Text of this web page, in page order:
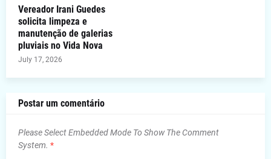
Vereador Irani Guedes
solicita limpeza e
manutenção de galerias
pluviais no Vida Nova
July 17, 2026
Postar um comentário
Please Select Embedded Mode To Show The Comment
System. *